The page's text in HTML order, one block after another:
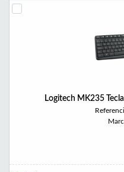
Logitech MK235